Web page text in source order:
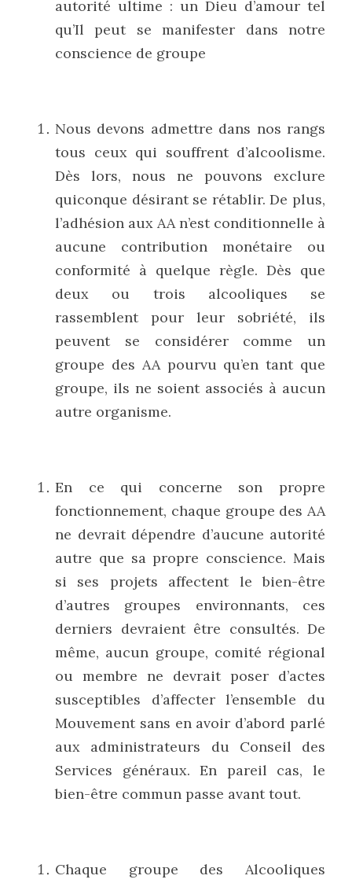
autorité ultime : un Dieu d’amour tel
qu’Il peut se manifester dans notre
conscience de groupe
Nous devons admettre dans nos rangs
tous ceux qui souffrent d’alcoolisme.
Dès lors, nous ne pouvons exclure
quiconque désirant se rétablir. De plus,
l’adhésion aux AA n’est conditionnelle à
aucune contribution monétaire ou
conformité à quelque règle. Dès que
deux ou trois alcooliques se
rassemblent pour leur sobriété, ils
peuvent se considérer comme un
groupe des AA pourvu qu’en tant que
groupe, ils ne soient associés à aucun
autre organisme.
En ce qui concerne son propre
fonctionnement, chaque groupe des AA
ne devrait dépendre d’aucune autorité
autre que sa propre conscience. Mais
si ses projets affectent le bien-être
d’autres groupes environnants, ces
derniers devraient être consultés. De
même, aucun groupe, comité régional
ou membre ne devrait poser d’actes
susceptibles d’affecter l’ensemble du
Mouvement sans en avoir d’abord parlé
aux administrateurs du Conseil des
Services généraux. En pareil cas, le
bien-être commun passe avant tout.
Chaque groupe des Alcooliques